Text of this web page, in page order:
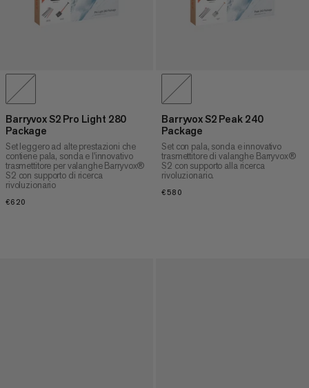
Barryvox S2 Pro Light 280
Package
Set leggero ad alte prestazioni che
contiene pala, sonda e l'innovativo
trasmettitore per valanghe Barryvox®
S2 con supporto di ricerca
rivoluzionario
€620
Barryvox S2 Peak 240
Package
Set con pala, sonda e innovativo
trasmettitore di valanghe Barryvox®
S2 con supporto alla ricerca
rivoluzionario.
€580